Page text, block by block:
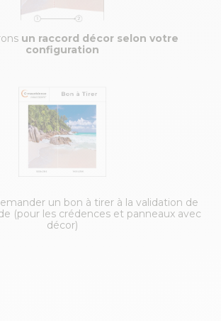
un raccord décor selon votre
configuration
un bon à tirer à la validation de
(pour les crédences et panneaux avec
décor)